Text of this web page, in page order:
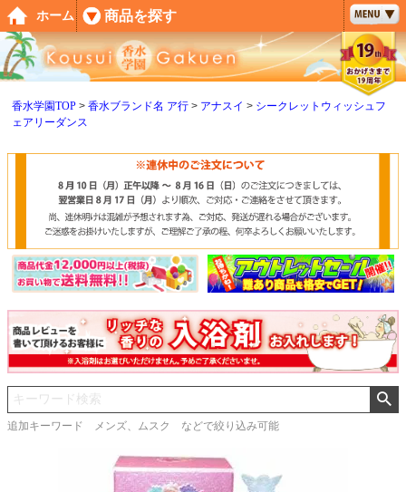
香水学園TOP 香水ブランド名 ア行 アナスイ
シークレットウィッシュフ
ェアリーダンス
追加キーワード メンズ、ムスク などで絞り込み可能
ペー
ジト
ップ
へ
ホーム 商品を探す